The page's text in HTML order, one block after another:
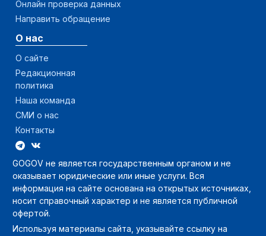
Онлайн проверка данных
Направить обращение
О нас
О сайте
Редакционная
политика
Наша команда
СМИ о нас
Контакты
GOGOV не является государственным органом и не
оказывает юридические или иные услуги. Вся
информация на сайте основана на открытых источниках,
носит справочный характер и не является публичной
офертой.
Используя материалы сайта, указывайте ссылку на